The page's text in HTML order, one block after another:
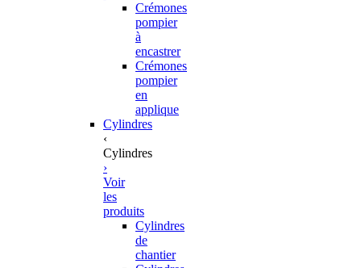
Crémones
pompier
à
encastrer
Crémones
pompier
en
applique
Cylindres
‹
Cylindres
›
Voir
les
produits
Cylindres
de
chantier